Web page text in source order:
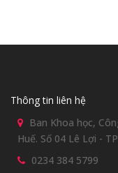
Thông tin liên hệ
Ban Khoa học,
Huế. Số 04 Lê Lợi -
0234 384 5799